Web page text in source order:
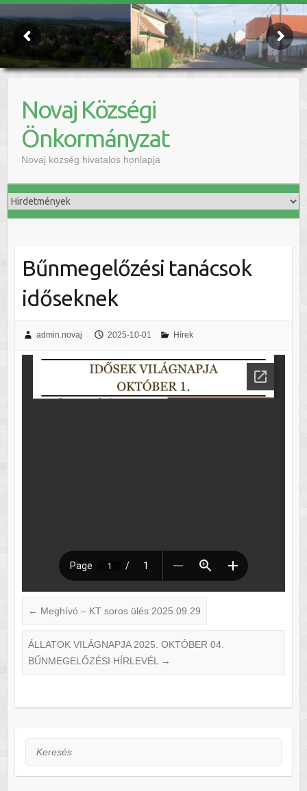
Novaj Községi
Önkormányzat
Novaj község hivatalos honlapja
Bűnmegelőzési tanácsok
időseknek
admin.novaj 2025-10-01 Hírek
← Meghívó – KT soros ülés 2025.09.29
ÁLLATOK VILÁGNAPJA 2025. OKTÓBER 04.
BŰNMEGELŐZÉSI HÍRLEVÉL
→
Keresés